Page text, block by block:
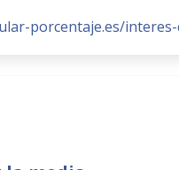
porcentaje.es/